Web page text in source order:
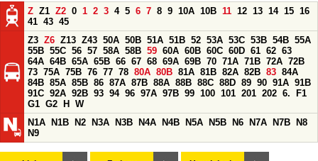
Z Z1 Z2 0 1 2 3 4 5 6 7 8 9 10A 10B 11 12 13 14 15 16
41 43 45
Z3 Z6 Z13 Z43 50A 50B 51A 51B 52 53A 53C 53B 54B 55A
55B 55C 56 57 58A 58B 59 60A 60B 60C 60D 61 62 63
64A 64B 65A 65B 66 67 68 69A 69B 70 71A 71B 72A 72B
73 75A 75B 76 77 78 80A 80B 81A 81B 82A 82B 83 84A
84B 85A 85B 86 87A 87B 88A 88B 88C 88D 89 90 91A 91B
91C 92A 92B 93 94 96 97A 97B 99 100 101 201 202 6.
F1
G1 G2 H
W
N1A
N1B N2 N3A N3B N4A N4B N5A N5B N6 N7A N7B
N8
N9